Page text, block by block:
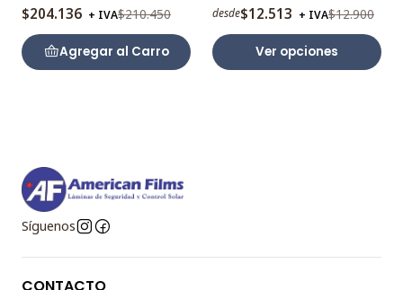
$204.136 + IVA$210.450
Agregar al Carro
desde$12.513 + IVA$12.900
Ver opciones
Síguenos
CONTACTO